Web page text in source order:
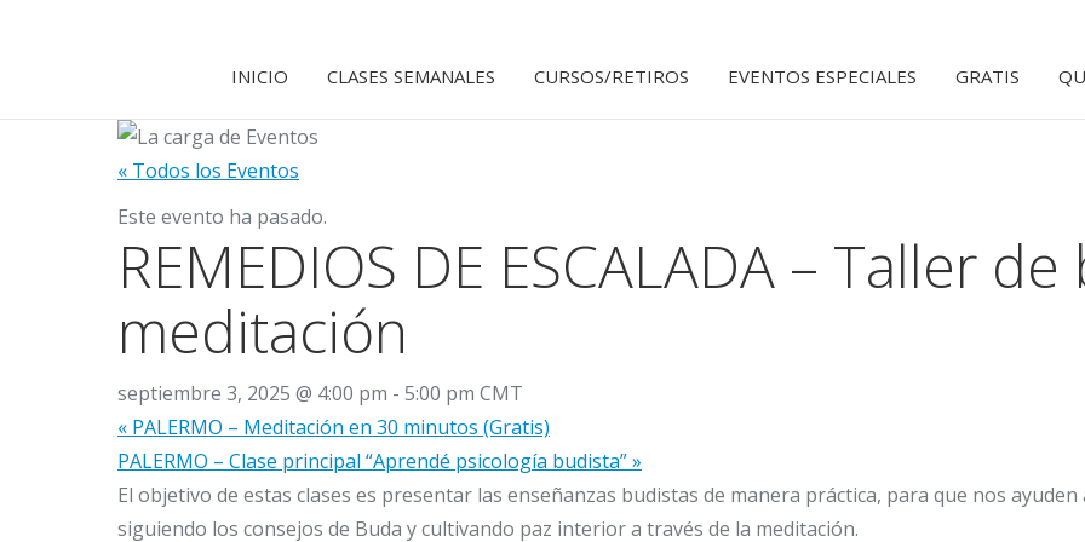
INICIO CLASES SEMANALES CURSOS/RETIROS EVENTOS ESPECIALES GRATIS
« Todos los Eventos
Este evento ha pasado.
REMEDIOS DE ESCALADA – Taller
meditación
septiembre 3, 2025 @ 4:00 pm - 5:00 pm CMT
« PALERMO – Meditación en 30 minutos (Gratis)
PALERMO – Clase principal “Aprendé psicología budista”»
El objetivo de estas clases es presentar las enseñanzas budistas de manera práctica, para que nos
siguiendo los consejos de Buda y cultivando paz interior a través de la meditación.